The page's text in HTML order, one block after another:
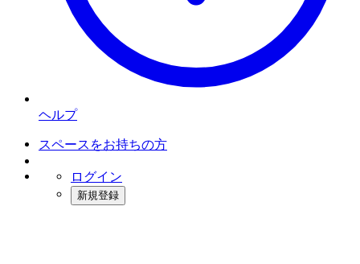
ヘルプ
スペースをお持ちの方
ログイン
新規登録